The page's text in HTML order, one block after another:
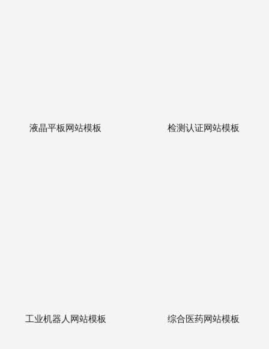
液晶平板网站模板 检测认证网站模板
工业机器人网站模板 综合医药网站模板